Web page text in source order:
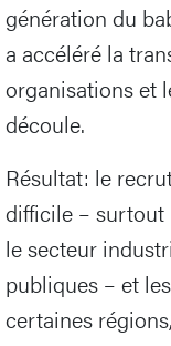
génération du
a accéléré la
organisations et
découle.
Résultat: le
difficile – surtout
le secteur
publiques – et
certaines